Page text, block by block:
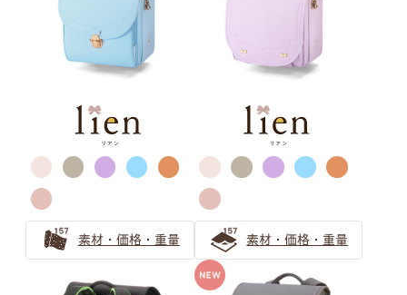
ベージュ ランドセルの選び方
ベージュのランドセルは選び方で印象が変わる！オンリー
ワンのランドセルを見つけよう
安らぎと上品さ 「ピンクベージュ」ランドセルの選び方
グリーン ランドセルの選び方
女の子向け「ホワイト系カラー」のランドセルを選ぶなら
素材・価格・重量 素材・価格・重量